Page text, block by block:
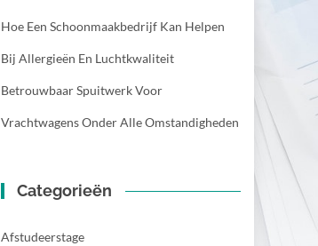
Hoe Een Schoonmaakbedrijf Kan Helpen
Bij Allergieën En Luchtkwaliteit
Betrouwbaar Spuitwerk Voor
Vrachtwagens Onder Alle Omstandigheden
Categorieën
Afstudeerstage